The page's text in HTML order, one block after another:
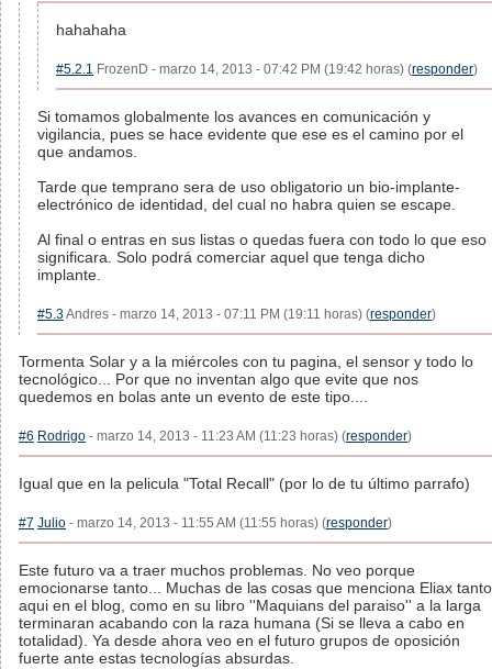
hahahaha
#5.2.1 FrozenD - marzo 14, 2013 - 07:42 PM (19:42 horas) (responder)
Si tomamos globalmente los avances en comunicación y
vigilancia, pues se hace evidente que ese es el camino por el
que andamos.
Tarde que temprano sera de uso obligatorio un bio-implante-
electrónico de identidad, del cual no habra quien se escape.
Al final o entras en sus listas o quedas fuera con todo lo que eso
significara. Solo podrá comerciar aquel que tenga dicho
implante.
#5.3Andres - marzo 14, 2013 - 07:11 PM (19:11 horas) (responder)
Tormenta Solar y a la miércoles con tu pagina, el sensor y todo lo
tecnológico... Por que no inventan algo que evite que nos
quedemos en bolas ante un evento de este tipo....
#6 Rodrigo - marzo 14, 2013 - 11:23 AM (11:23 horas) (responder)
Igual que en la pelicula "Total Recall" (por lo de tu último parrafo)
#7 Julio - marzo 14, 2013 - 11:55 AM (11:55 horas) (responder)
Este futuro va a traer muchos problemas. No veo porque
emocionarse tanto... Muchas de las cosas que menciona Eliax tanto
aqui en el blog, como en su libro ''Maquians del paraiso'' a la larga
terminaran acabando con la raza humana (Si se lleva a cabo en
totalidad). Ya desde ahora veo en el futuro grupos de oposición
fuerte ante estas tecnologías absurdas.